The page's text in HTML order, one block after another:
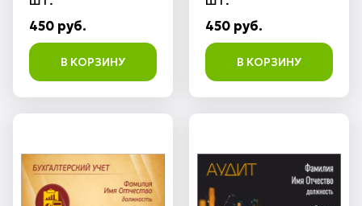
450 руб.
В КОРЗИНУ
450 руб.
В КОРЗИНУ